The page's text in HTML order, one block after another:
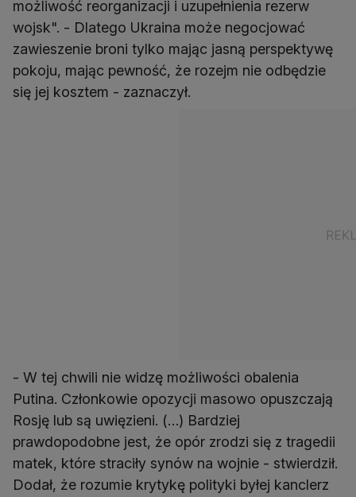
możliwość reorganizacji i uzupełnienia rezerw
wojsk". - Dlatego Ukraina może negocjować
zawieszenie broni tylko mając jasną perspektywę
pokoju, mając pewność, że rozejm nie odbędzie
się jej kosztem - zaznaczył.
- W tej chwili nie widzę możliwości obalenia
Putina. Członkowie opozycji masowo opuszczają
Rosję lub są uwięzieni. (…) Bardziej
prawdopodobne jest, że opór zrodzi się z tragedii
matek, które straciły synów na wojnie - stwierdził.
Dodał, że rozumie krytykę polityki byłej kanclerz